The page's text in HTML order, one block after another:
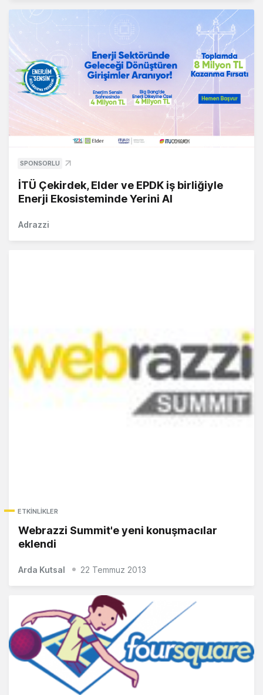
SPONSORLU
İTÜ Çekirdek, Elder ve EPDK iş birliğiyle
Enerji Ekosisteminde Yerini Al
Adrazzi
ETKINLIKLER
Webrazzi Summit'e yeni konuşmacılar
eklendi
Arda Kutsal 22 Temmuz 2013